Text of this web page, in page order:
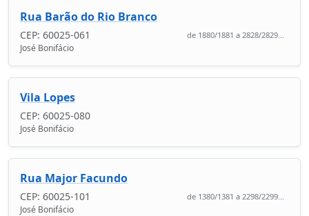
Rua Barão do Rio Branco
CEP: 60025-061 de 1880/1881 a 2828/2829...
José Bonifácio
Vila Lopes
CEP: 60025-080
José Bonifácio
Rua Major Facundo
CEP: 60025-101 de 1380/1381 a 2298/2299...
José Bonifácio